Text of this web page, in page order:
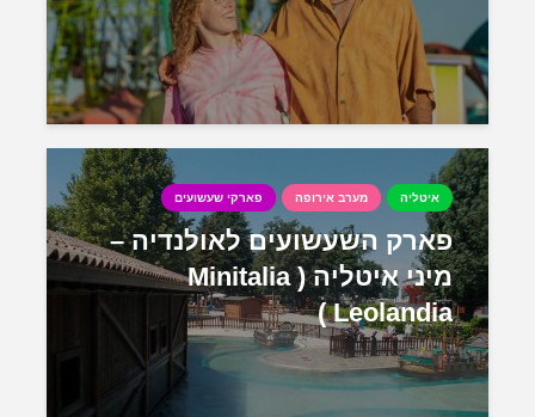
איטליה מערב אירופה פארקי שעשועים
פארק השעשועים לאולנדיה –
מיני איטליה ( Minitalia
Leolandia )